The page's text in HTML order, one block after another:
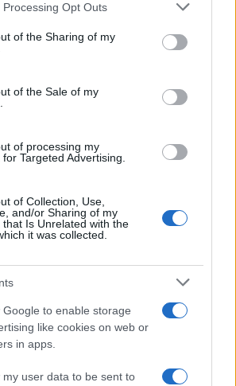
website/app uses one or more Google
or usage behaviour. You may click to
to Google and its third-party tags to
specified purposes in below Google
Opt Outs
of the Sharing of my
of the Sale of my
of processing my
Targeted Advertising.
of Collection, Use,
and/or Sharing of my
that Is Unrelated with the
it was collected.
Google to enable storage
like cookies on web or
in apps.
my user data to be sent to
Beretta
volta itinerari durante una notte al
San Luca: da allora coordina
reportage su mobilità sostenibile e
sé una mappa tascabile dei vicoli
come talismano professionale.